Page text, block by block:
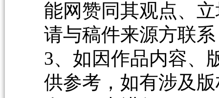
能网赞同其观点、
请与稿件来源方联
3、如因作品内容、
供参考，如有涉及